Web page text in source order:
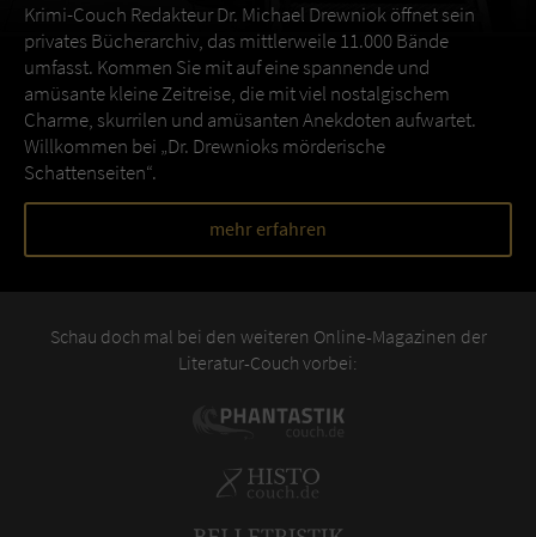
Krimi-Couch Redakteur Dr. Michael Drewniok öffnet sein
privates Bücherarchiv, das mittlerweile 11.000 Bände
umfasst. Kommen Sie mit auf eine spannende und
amüsante kleine Zeitreise, die mit viel nostalgischem
Charme, skurrilen und amüsanten Anekdoten aufwartet.
Willkommen bei „Dr. Drewnioks mörderische
Schattenseiten“.
mehr erfahren
Schau doch mal bei den weiteren Online-Magazinen der
Literatur-Couch vorbei: